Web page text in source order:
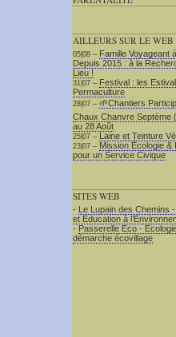
AILLEURS SUR LE WEB
05|08 – Famille Voyageant
Depuis 2015 : à la
Lieu !
31|07 – Festival : les
Permaculture
28|07 –🌱Chantiers
Chaux Chanvre Septème
au 28 Août
25|07 – Laine et Teinture
23|07 – Mission Écologie &
pour un Service Civique
SITES WEB
- Le Lupain des Chemins
et Education à
- Passerelle Eco -
démarche écovillage